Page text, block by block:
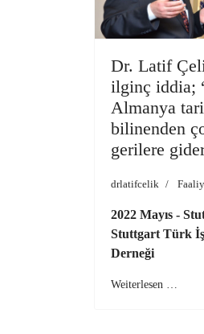
Dr. Latif
ilginç iddia;
Almanya
bilinenden
gerilere
drlatifcelik
2022 Mayıs -
Stuttgart Türk
Derneği
Weiterlesen …